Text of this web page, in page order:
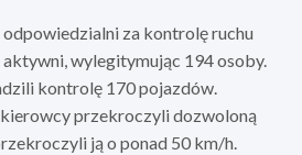
za kontrolę ruchu
wylegitymując 194 osoby.
kontrolę 170 pojazdów.
przekroczyli dozwoloną
ją o ponad 50 km/h.